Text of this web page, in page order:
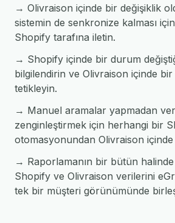
→ Olivraison içinde bir değişiklik
sistemin de senkronize kalması
Shopify tarafına iletin.
→ Shopify içinde bir durum
bilgilendirin ve Olivraison içinde
tetikleyin.
→ Manuel aramalar yapmadan
zenginleştirmek için herhangi bir
otomasyonundan Olivraison içinde
→ Raporlamanın bir bütün halinde
Shopify ve Olivraison verilerini
tek bir müşteri görünümünde